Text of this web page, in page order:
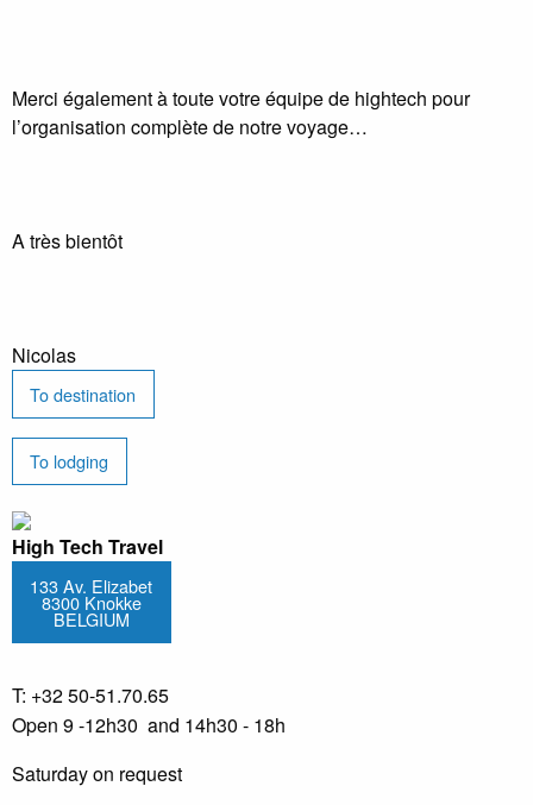
Merci également à toute votre équipe de hightech pour
l’organisation complète de notre voyage…
A très bientôt
Nicolas
To destination
To lodging
High Tech Travel
133 Av. Elizabet
8300 Knokke
BELGIUM
T: +32 50-51.70.65
Open 9 -12h30 and 14h30 - 18h
Saturday on request